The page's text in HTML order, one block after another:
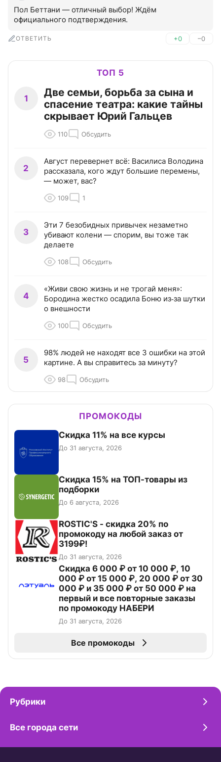
Пол Беттани — отличный выбор! Ждём
официального подтверждения.
ОТВЕТИТЬ +0 –0
ТОП 5
1
Две семьи, борьба за сына и
спасение театра: какие тайны
скрывает Юрий Гальцев
110 Обсудить
2
Август перевернет всё: Василиса Володина
рассказала, кого ждут большие перемены,
— может, вас?
109 1
3
Эти 7 безобидных привычек незаметно
убивают колени — спорим, вы тоже так
делаете
108 Обсудить
4
«Живи свою жизнь и не трогай меня»:
Бородина жестко осадила Боню из‑за шутки
о внешности
100 Обсудить
5
98% людей не находят все 3 ошибки на этой
картине. А вы справитесь за минуту?
98 Обсудить
ПРОМОКОДЫ
Скидка 11% на все курсы
До 31 августа, 2026
Скидка 15% на ТОП-товары из
подборки
До 6 августа, 2026
ROSTIC'S - скидка 20% по
промокоду на любой заказ от
3199₽!
До 31 августа, 2026
Скидка 6 000 ₽ от 10 000 ₽, 10
000 ₽ от 15 000 ₽, 20 000 ₽ от 30
000 ₽ и 35 000 ₽ от 50 000 ₽ на
первый и все повторные заказы
по промокоду НАБЕРИ
До 31 августа, 2026
Все промокоды
Рубрики
Все города сети